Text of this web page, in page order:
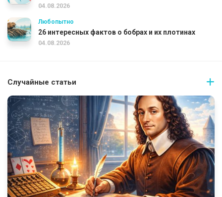
04.08.2026
Любопытно
26 интересных фактов о бобрах и их плотинах
04.08.2026
Случайные статьи